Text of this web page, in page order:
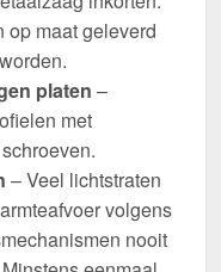
op maat geleverd
platen –
met
– Veel lichtstraten
volgens
nooit